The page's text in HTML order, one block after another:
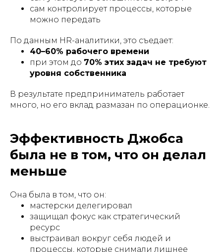
сам контролирует процессы, которые
можно передать
По данным HR-аналитики, это съедает:
40–60% рабочего времени
при этом до 70% этих задач не требуют
уровня собственника
В результате предприниматель работает
много, но его вклад размазан по операционке.
Эффективность Джобса
была не в том, что он делал
меньше
Она была в том, что он:
мастерски делегировал
защищал фокус как стратегический
ресурс
выстраивал вокруг себя людей и
процессы, которые снимали лишнее